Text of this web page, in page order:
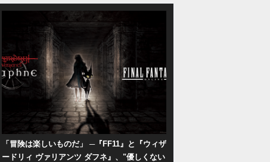
「冒険は楽しいものだ」 ─『FF11』と『ウィザ
ードリィ ヴァリアンツ ダフネ』、"優しくない